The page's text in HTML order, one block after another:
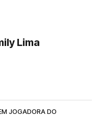
Lima
JOGADORA DO